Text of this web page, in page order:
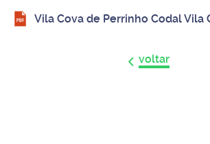
Vila Cova de Perrinho Codal Vila
voltar